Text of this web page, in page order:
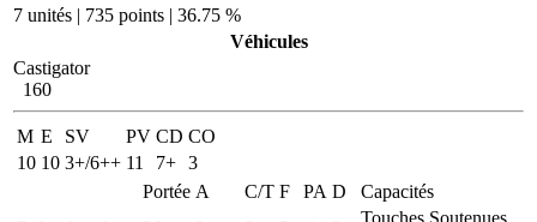
7 unités | 735 points | 36.75 %
Véhicules
Castigator
160
M E SV PV CD CO
10 10 3+/6++ 11 7+ 3
Portée A C/T F PA D
Capacités
Touches Soutenues